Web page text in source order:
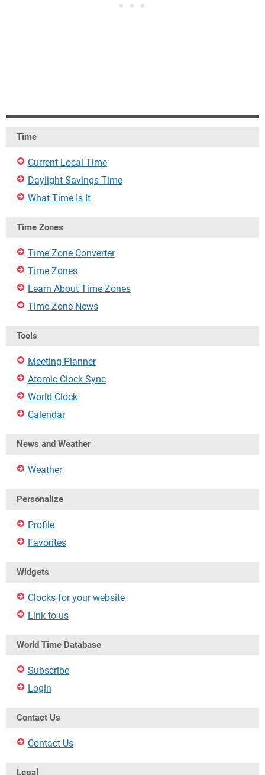
Time
Current Local Time
Daylight Savings Time
What Time Is It
Time Zones
Time Zone Converter
Time Zones
Learn About Time Zones
Time Zone News
Tools
Meeting Planner
Atomic Clock Sync
World Clock
Calendar
News and Weather
Weather
Personalize
Profile
Favorites
Widgets
Clocks for your website
Link to us
World Time Database
Subscribe
Login
Contact Us
Contact Us
Legal